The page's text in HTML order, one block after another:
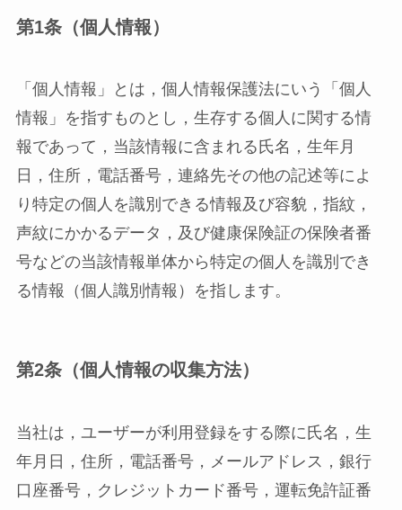
第1条（個人情報）
「個人情報」とは，個人情報保護法にいう「個人
情報」を指すものとし，生存する個人に関する情
報であって，当該情報に含まれる氏名，生年月
日，住所，電話番号，連絡先その他の記述等によ
り特定の個人を識別できる情報及び容貌，指紋，
声紋にかかるデータ，及び健康保険証の保険者番
号などの当該情報単体から特定の個人を識別でき
る情報（個人識別情報）を指します。
第2条（個人情報の収集方法）
当社は，ユーザーが利用登録をする際に氏名，生
年月日，住所，電話番号，メールアドレス，銀行
口座番号，クレジットカード番号，運転免許証番